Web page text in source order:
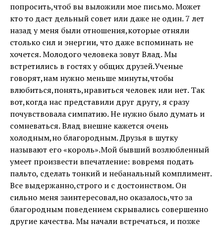
попросить,чтоб вы выложили мое письмо. Может
кто то даст дельный совет или даже не один. 7 лет
назад у меня были отношения,которые отняли
столько сил и энергии, что даже вспоминать не
хочется. Молодого человека зовут Влад. Мы
встретились в гостях у общих друзей.Ученые
говорят,нам нужно меньше минуты,чтобы
влюбиться,понять,нравиться человек или нет. Так
вот,когда нас представили друг другу, я сразу
почувствовала симпатию. Не нужно было думать и
сомневаться. Влад внешне кажется очень
холодным,но благородным. Друзья в шутку
называют его «король».Мой бывший возлюбленный
умеет произвести впечатление: вовремя подать
пальто, сделать тонкий и небанальный комплимент.
Все выдержанно,строго и с достоинством. Он
сильно меня заинтересовал,но оказалось,что за
благородным поведением скрывались совершенно
другие качества. Мы начали встречаться, и позже